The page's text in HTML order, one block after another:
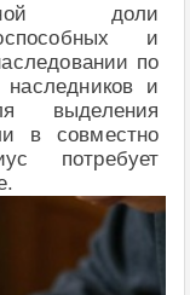
доли
и
по
и
выделения
в совместно
потребует